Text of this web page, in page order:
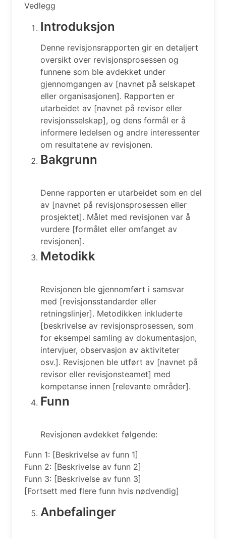
Vedlegg
Introduksjon
Denne revisjonsrapporten gir en detaljert
oversikt over revisjonsprosessen og
funnene som ble avdekket under
gjennomgangen av [navnet på selskapet
eller organisasjonen]. Rapporten er
utarbeidet av [navnet på revisor eller
revisjonsselskap], og dens formål er å
informere ledelsen og andre interessenter
om resultatene av revisjonen.
Bakgrunn
Denne rapporten er utarbeidet som en del
av [navnet på revisjonsprosessen eller
prosjektet]. Målet med revisjonen var å
vurdere [formålet eller omfanget av
revisjonen].
Metodikk
Revisjonen ble gjennomført i samsvar
med [revisjonsstandarder eller
retningslinjer]. Metodikken inkluderte
[beskrivelse av revisjonsprosessen, som
for eksempel samling av dokumentasjon,
intervjuer, observasjon av aktiviteter
osv.]. Revisjonen ble utført av [navnet på
revisor eller revisjonsteamet] med
kompetanse innen [relevante områder].
Funn
Revisjonen avdekket følgende:
Funn 1: [Beskrivelse av funn 1]
Funn 2: [Beskrivelse av funn 2]
Funn 3: [Beskrivelse av funn 3]
[Fortsett med flere funn hvis nødvendig]
Anbefalinger